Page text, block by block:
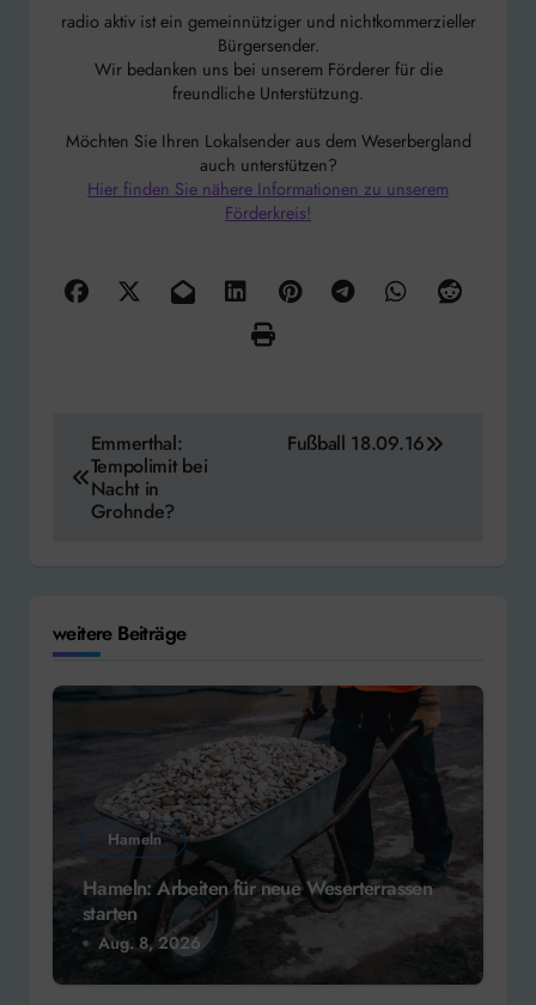
radio aktiv ist ein gemeinnütziger und nichtkommerzieller
Bürgersender.
Wir bedanken uns bei unserem Förderer für die
freundliche Unterstützung.
Möchten Sie Ihren Lokalsender aus dem Weserbergland
auch unterstützen?
Hier finden Sie nähere Informationen zu unserem
Förderkreis!
Beitragsnavigation
Emmerthal:
Tempolimit bei
Nacht in
Grohnde?
Fußball 18.09.16
weitere Beiträge
Hameln
Hameln: Arbeiten für neue Weserterrassen
starten
Aug. 8, 2026